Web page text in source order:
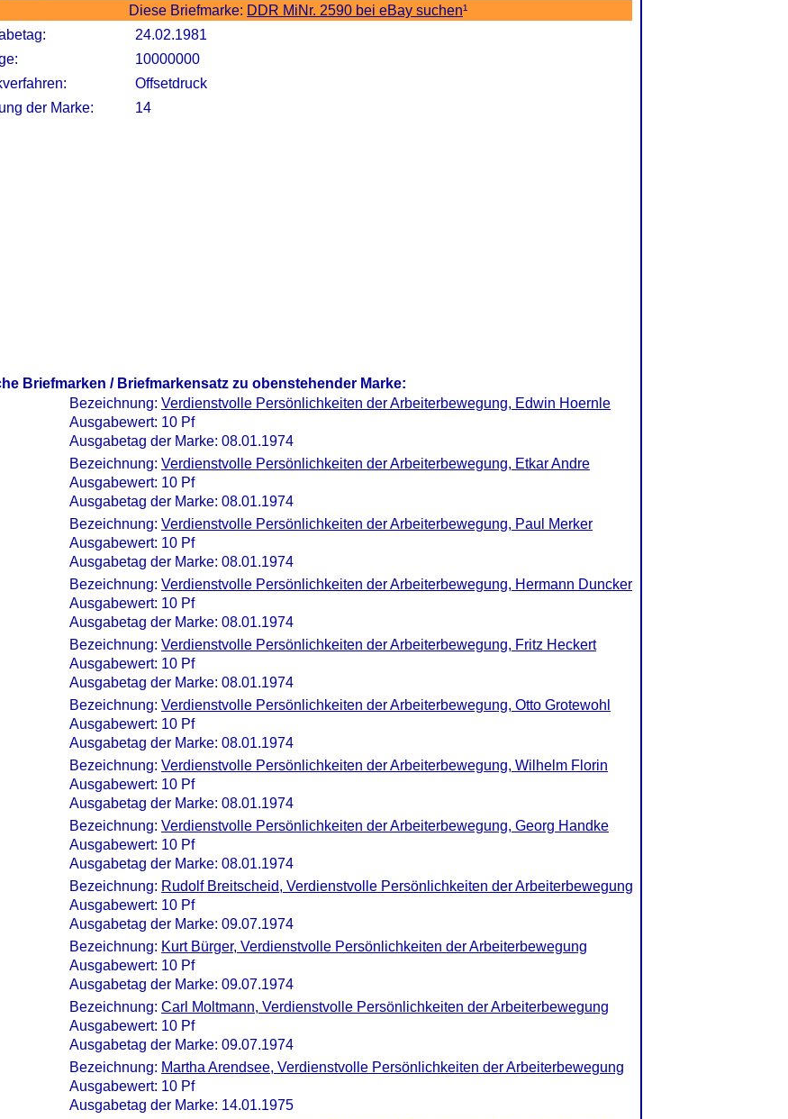
Diese Briefmarke: DDR MiNr. 2590 bei eBay suchen¹
24.02.1981
10000000
Offsetdruck
der Marke:
14
Briefmarken / Briefmarkensatz zu obenstehender Marke:
Bezeichnung: Verdienstvolle Persönlichkeiten der Arbeiterbewegung, Edwin Hoernle
Ausgabewert: 10 Pf
Ausgabetag der Marke: 08.01.1974
Bezeichnung: Verdienstvolle Persönlichkeiten der Arbeiterbewegung, Etkar Andre
Ausgabewert: 10 Pf
Ausgabetag der Marke: 08.01.1974
Bezeichnung: Verdienstvolle Persönlichkeiten der Arbeiterbewegung, Paul Merker
Ausgabewert: 10 Pf
Ausgabetag der Marke: 08.01.1974
Bezeichnung: Verdienstvolle Persönlichkeiten der Arbeiterbewegung, Hermann Duncker
Ausgabewert: 10 Pf
Ausgabetag der Marke: 08.01.1974
Bezeichnung: Verdienstvolle Persönlichkeiten der Arbeiterbewegung, Fritz Heckert
Ausgabewert: 10 Pf
Ausgabetag der Marke: 08.01.1974
Bezeichnung: Verdienstvolle Persönlichkeiten der Arbeiterbewegung, Otto Grotewohl
Ausgabewert: 10 Pf
Ausgabetag der Marke: 08.01.1974
Bezeichnung: Verdienstvolle Persönlichkeiten der Arbeiterbewegung, Wilhelm Florin
Ausgabewert: 10 Pf
Ausgabetag der Marke: 08.01.1974
Bezeichnung: Verdienstvolle Persönlichkeiten der Arbeiterbewegung, Georg Handke
Ausgabewert: 10 Pf
Ausgabetag der Marke: 08.01.1974
Bezeichnung: Rudolf Breitscheid, Verdienstvolle Persönlichkeiten der Arbeiterbewegung
Ausgabewert: 10 Pf
Ausgabetag der Marke: 09.07.1974
Bezeichnung: Kurt Bürger, Verdienstvolle Persönlichkeiten der Arbeiterbewegung
Ausgabewert: 10 Pf
Ausgabetag der Marke: 09.07.1974
Bezeichnung: Carl Moltmann, Verdienstvolle Persönlichkeiten der Arbeiterbewegung
Ausgabewert: 10 Pf
Ausgabetag der Marke: 09.07.1974
Bezeichnung: Martha Arendsee, Verdienstvolle Persönlichkeiten der Arbeiterbewegung
Ausgabewert: 10 Pf
Ausgabetag der Marke: 14.01.1975